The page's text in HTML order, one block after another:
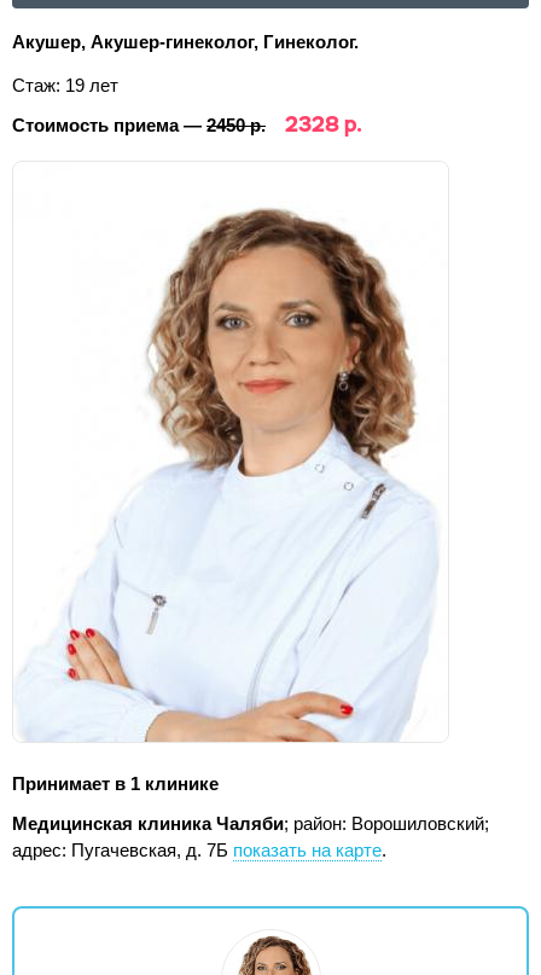
Акушер, Акушер-гинеколог, Гинеколог.
Стаж: 19 лет
Стоимость приема — 2450 р. 2328 р.
Принимает в 1 клинике
Медицинская клиника Чаляби; район: Ворошиловский;
адрес: Пугачевская, д. 7Б показать на карте.